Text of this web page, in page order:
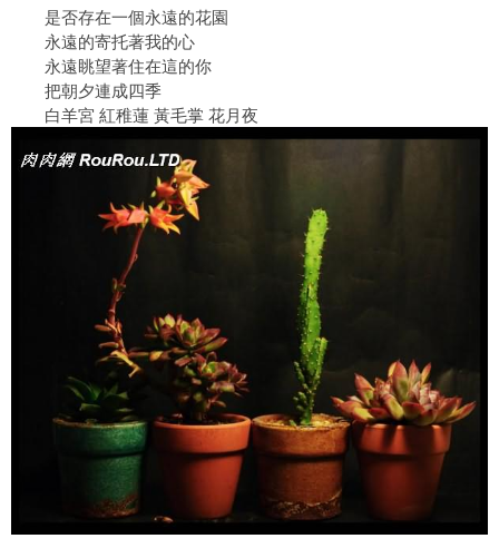
是否存在一個永遠的花園
永遠的寄托著我的心
永遠眺望著住在這的你
把朝夕連成四季
白羊宮 紅稚蓮 黃毛掌 花月夜